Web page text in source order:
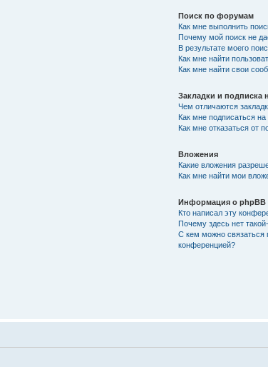
Поиск по форумам
Как мне выполнить
Почему мой поиск не
В результате моего
Как мне найти
Как мне найти свои
Закладки и подписка
Чем отличаются
Как мне подписаться
Как мне отказаться от
Вложения
Какие вложения
Как мне найти мои
Информация о phpBB
Кто написал эту
Почему здесь нет
С кем можно связаться
конференцией?